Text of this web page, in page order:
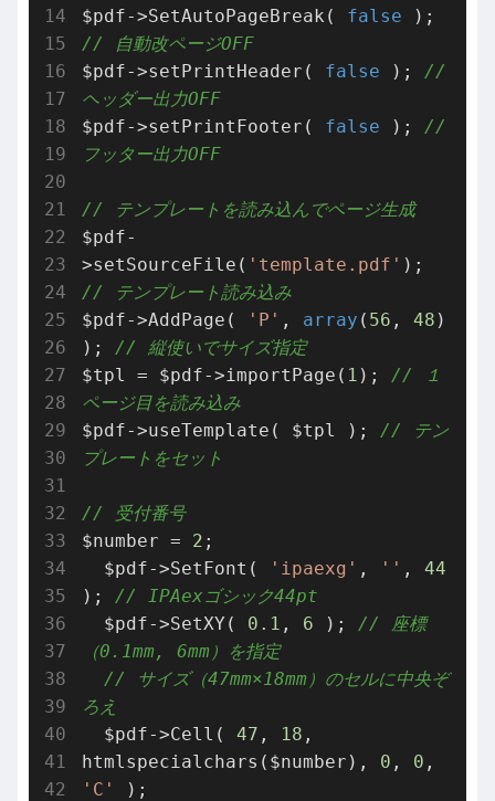
$pdf->SetAutoPageBreak( false
// 自動改ページOFF
$pdf->setPrintHeader( false ); //
ヘッダー出力OFF
$pdf->setPrintFooter( false ); //
フッター出力OFF
// テンプレートを読み込んでページ生成
$pdf-
>setSourceFile( 'template.pdf'
// テンプレート読み込み
$pdf->AddPage(
'P' , array ( 56 , 48 )
); // 縦使いでサイズ指定
$tpl = $pdf->importPage( 1 ); // １
ページ目を読み込み
$pdf->useTemplate( $tpl ); // テン
プレートをセット
// 受付番号
$number = 2 ;
  $pdf->SetFont(
'ipaexg' , '' , 44
); // IPAexゴシック44pt
  $pdf->SetXY(
0.1 , 6 ); // 座標
（0.1mm, 6mm）を指定
// サイズ（47mm×18mm）のセルに中央ぞ
ろえ
  $pdf->Cell(
47 , 18 ,
htmlspecialchars($number), 0 , 0
'C'
);